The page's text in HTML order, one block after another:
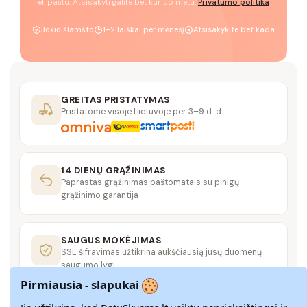
el. paštu. Atsisakyti galite bet kuriuo metu. Privatumo politika
Jokio šlamšto 1–2 laiškai per mėnesį Atsisakykite bet kada
GREITAS PRISTATYMAS
Pristatome visoje Lietuvoje per 3–9 d. d.
14 DIENŲ GRĄŽINIMAS
Paprastas grąžinimas paštomatais su pinigų
grąžinimo garantija
SAUGUS MOKĖJIMAS
SSL šifravimas užtikrina aukščiausią jūsų duomenų
saugumo lygį
Pirmiausia - slapukai